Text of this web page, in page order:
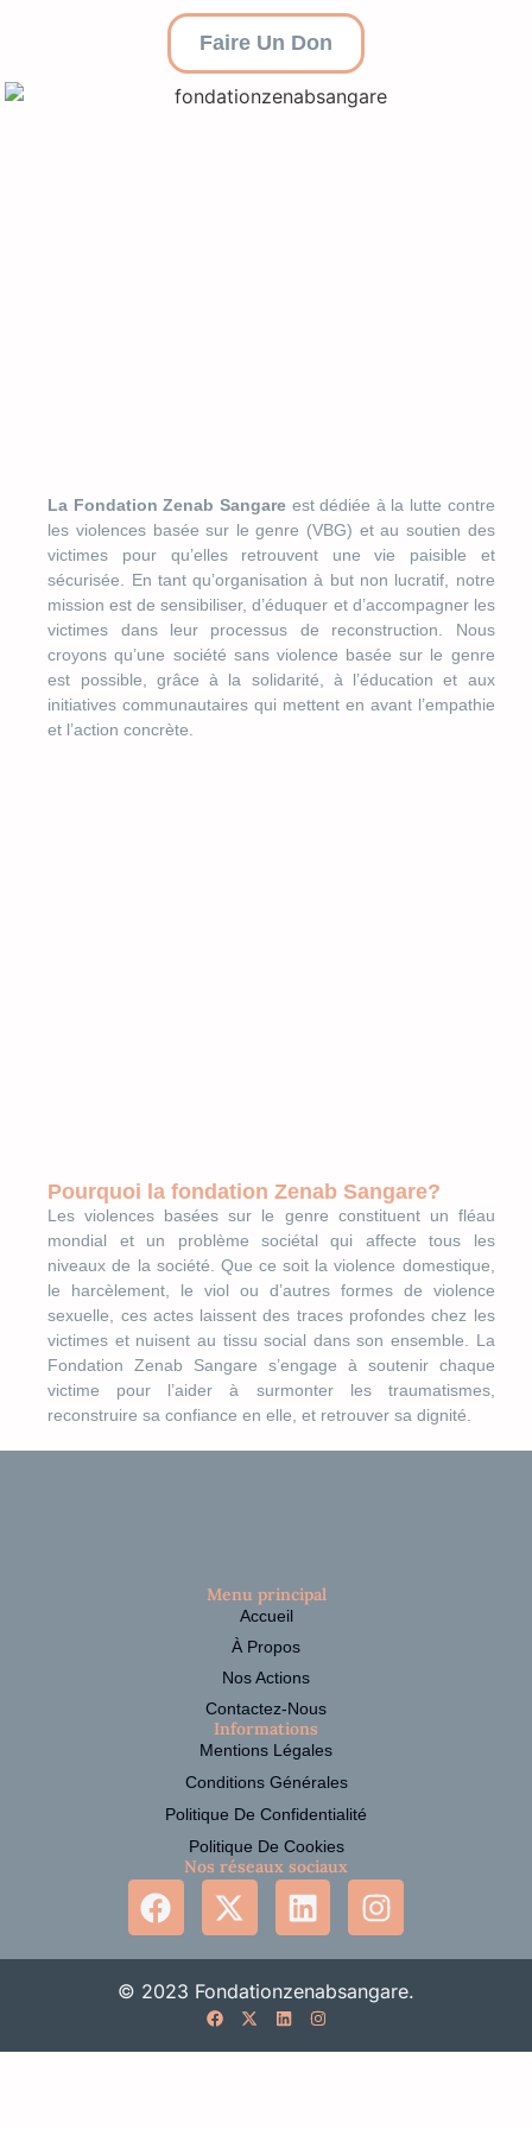
Faire Un Don
La Fondation Zenab Sangare est dédiée à la lutte contre
les violences basée sur le genre (VBG) et au soutien des
victimes pour qu’elles retrouvent une vie paisible et
sécurisée. En tant qu’organisation à but non lucratif, notre
mission est de sensibiliser, d’éduquer et d’accompagner les
victimes dans leur processus de reconstruction. Nous
croyons qu’une société sans violence basée sur le genre
est possible, grâce à la solidarité, à l’éducation et aux
initiatives communautaires qui mettent en avant l’empathie
et l’action concrète.
Pourquoi la fondation Zenab Sangare?
Les violences basées sur le genre constituent un fléau
mondial et un problème sociétal qui affecte tous les
niveaux de la société. Que ce soit la violence domestique,
le harcèlement, le viol ou d’autres formes de violence
sexuelle, ces actes laissent des traces profondes chez les
victimes et nuisent au tissu social dans son ensemble. La
Fondation Zenab Sangare s’engage à soutenir chaque
victime pour l’aider à surmonter les traumatismes,
reconstruire sa confiance en elle, et retrouver sa dignité.
Menu principal
Accueil
À Propos
Nos Actions
Contactez-Nous
Informations
Mentions Légales
Conditions Générales
Politique De Confidentialité
Politique De Cookies
Nos réseaux sociaux
© 2023 Fondationzenabsangare.